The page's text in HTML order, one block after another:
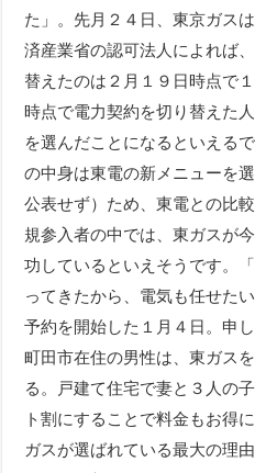
た」。先月２４日、東京ガス
済産業省の認可法人によれば
替えたのは２月１９日時点で
時点で電力契約を切り替えた
を選んだことになるといえる
の中身は東電の新メニューを
公表せず）ため、東電との比
規参入者の中では、東ガスが
功しているといえそうです。
ってきたから、電気も任せた
予約を開始した１月４日。申
町田市在住の男性は、東ガス
る。戸建て住宅で妻と３人の
ト割にすることで料金もお得
ガスが選ばれている最大の理